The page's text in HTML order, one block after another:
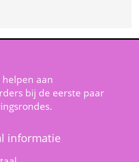
aan
bij de eerste paar
informatie